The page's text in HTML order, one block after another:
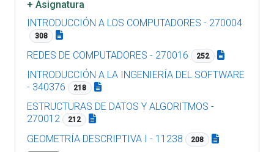
+Asignatura
INTRODUCCIÓN A LOS COMPUTADORES - 270004
308
REDES DE COMPUTADORES - 270016 252
INTRODUCCIÓN A LA INGENIERÍA DEL SOFTWARE
- 340376
218
ESTRUCTURAS DE DATOS Y ALGORITMOS -
270012
212
GEOMETRÍA DESCRIPTIVA I - 11238 208